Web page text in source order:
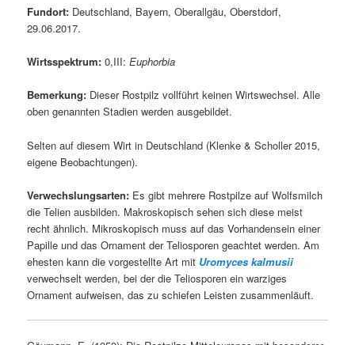
Fundort: Deutschland, Bayern, Oberallgäu, Oberstdorf,
29.06.2017.
Wirtsspektrum:0,III:Euphorbia
Bemerkung: Dieser Rostpilz vollführt keinen Wirtswechsel. Alle
oben genannten Stadien werden ausgebildet.
Selten auf diesem Wirt in Deutschland (Klenke & Scholler 2015,
eigene Beobachtungen).
Verwechslungsarten: Es gibt mehrere Rostpilze auf Wolfsmilch
die Telien ausbilden. Makroskopisch sehen sich diese meist
recht ähnlich. Mikroskopisch muss auf das Vorhandensein einer
Papille und das Ornament der Teliosporen geachtet werden. Am
ehesten kann die vorgestellte Art mit Uromyces kalmusii
verwechselt werden, bei der die Teliosporen ein warziges
Ornament aufweisen, das zu schiefen Leisten zusammenläuft.